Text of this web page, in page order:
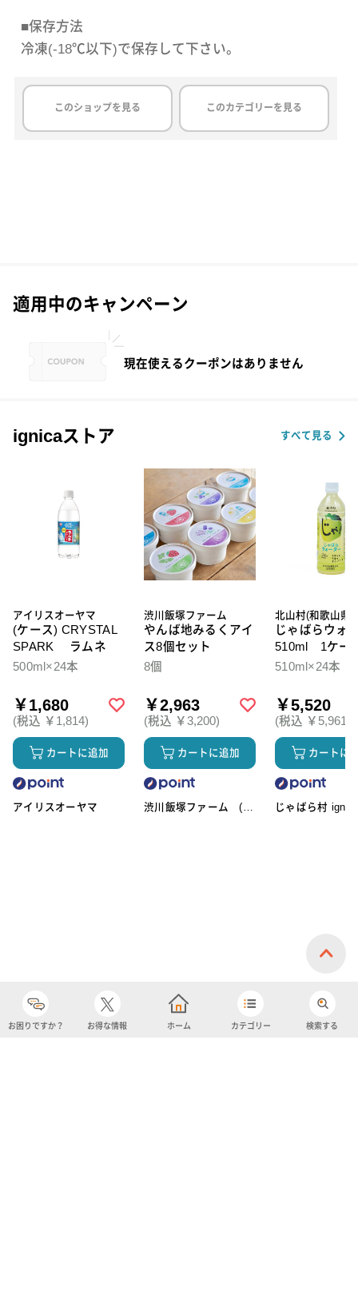
■保存方法
冷凍(-18℃以下)で保存して下さい。
このショップを見る このカテゴリーを見る
適用中のキャンペーン
現在使えるクーポンはありません
ignicaストア すべて見る
アイリスオーヤマ
(ケース) CRYSTAL
SPARK ラムネ
500ml×24本
￥1,680
(税込 ￥1,814)
カートに追加
アイリスオーヤマ
渋川飯塚ファーム
やんば地みるくアイ
ス8個セット
8個
￥2,963
(税込 ￥3,200)
カートに追加
渋川飯塚ファーム (ア
北山村(和歌山県)
じゃばらウォ
510ml 1ケー
本入
510ml×24本
￥5,520
(税込 ￥5,961)
カートに
じゃばら村
お困りですか？ お得な情報 ホーム カテゴリー 検索する